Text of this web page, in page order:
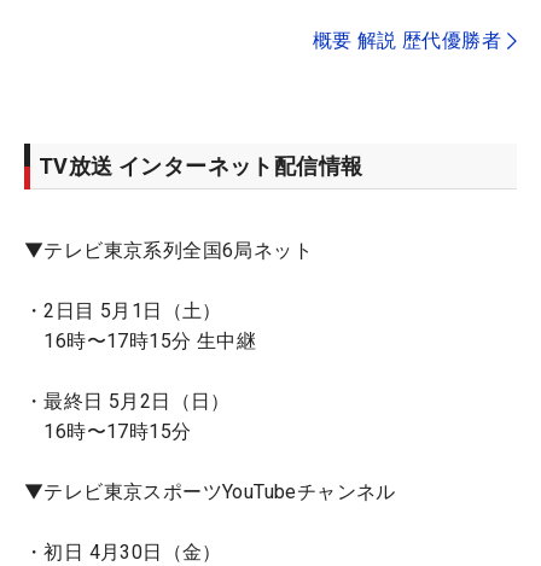
概要 解説 歴代優勝者
TV放送 インターネット配信情報
▼テレビ東京系列全国6局ネット
・2日目 5月1日（土）
16時〜17時15分 生中継
・最終日 5月2日（日）
16時〜17時15分
▼テレビ東京スポーツYouTubeチャンネル
・初日 4月30日（金）